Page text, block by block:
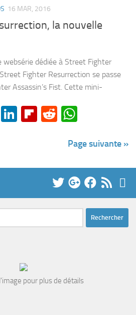
16 MAR, 2016
la nouvelle
dédiée à Street Fighter
Fighter Resurrection se passe
Assassin’s Fist. Cette mini-
Tumblr
LinkedIn
Flipboard
Reddit
Page suivante »
pour plus de détails